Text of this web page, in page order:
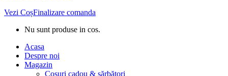
Vezi CoșFinalizare comanda
Nu sunt produse in cos.
Acasa
Despre noi
Magazin
Coșuri cadou & sărbători